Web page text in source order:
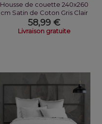
Housse de couette 240x260
cm Satin de Coton Gris Clair
58,99 €
Livraison gratuite